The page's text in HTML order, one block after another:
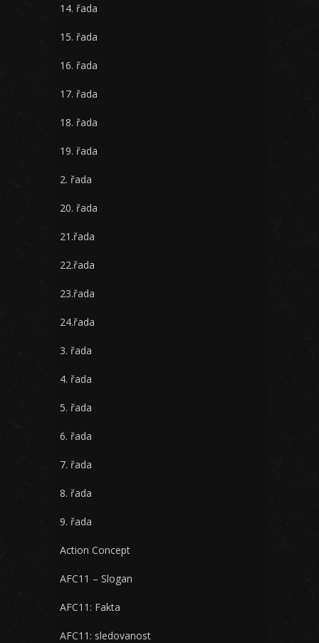
14. řada
15. řada
16. řada
17. řada
18. řada
19. řada
2. řada
20. řada
21.řada
22.řada
23.řada
24.řada
3. řada
4. řada
5. řada
6. řada
7. řada
8. řada
9. řada
Action Concept
AFC11 – Slogan
AFC11: Fakta
AFC11: sledovanost